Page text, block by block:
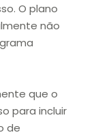
O plano
não
que o
para incluir
de